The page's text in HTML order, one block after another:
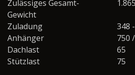
Zulässiges Gesamt-
Gewicht
Zuladung
348
Anhänger
750
Dachlast
65
Stützlast
75